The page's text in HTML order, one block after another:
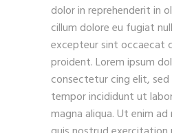
dolor in reprehenderit in
cillum dolore eu fugiat
excepteur sint occaecat
proident. Lorem ipsum
consectetur cing elit,
tempor incididunt ut
magna aliqua. Ut enim ad